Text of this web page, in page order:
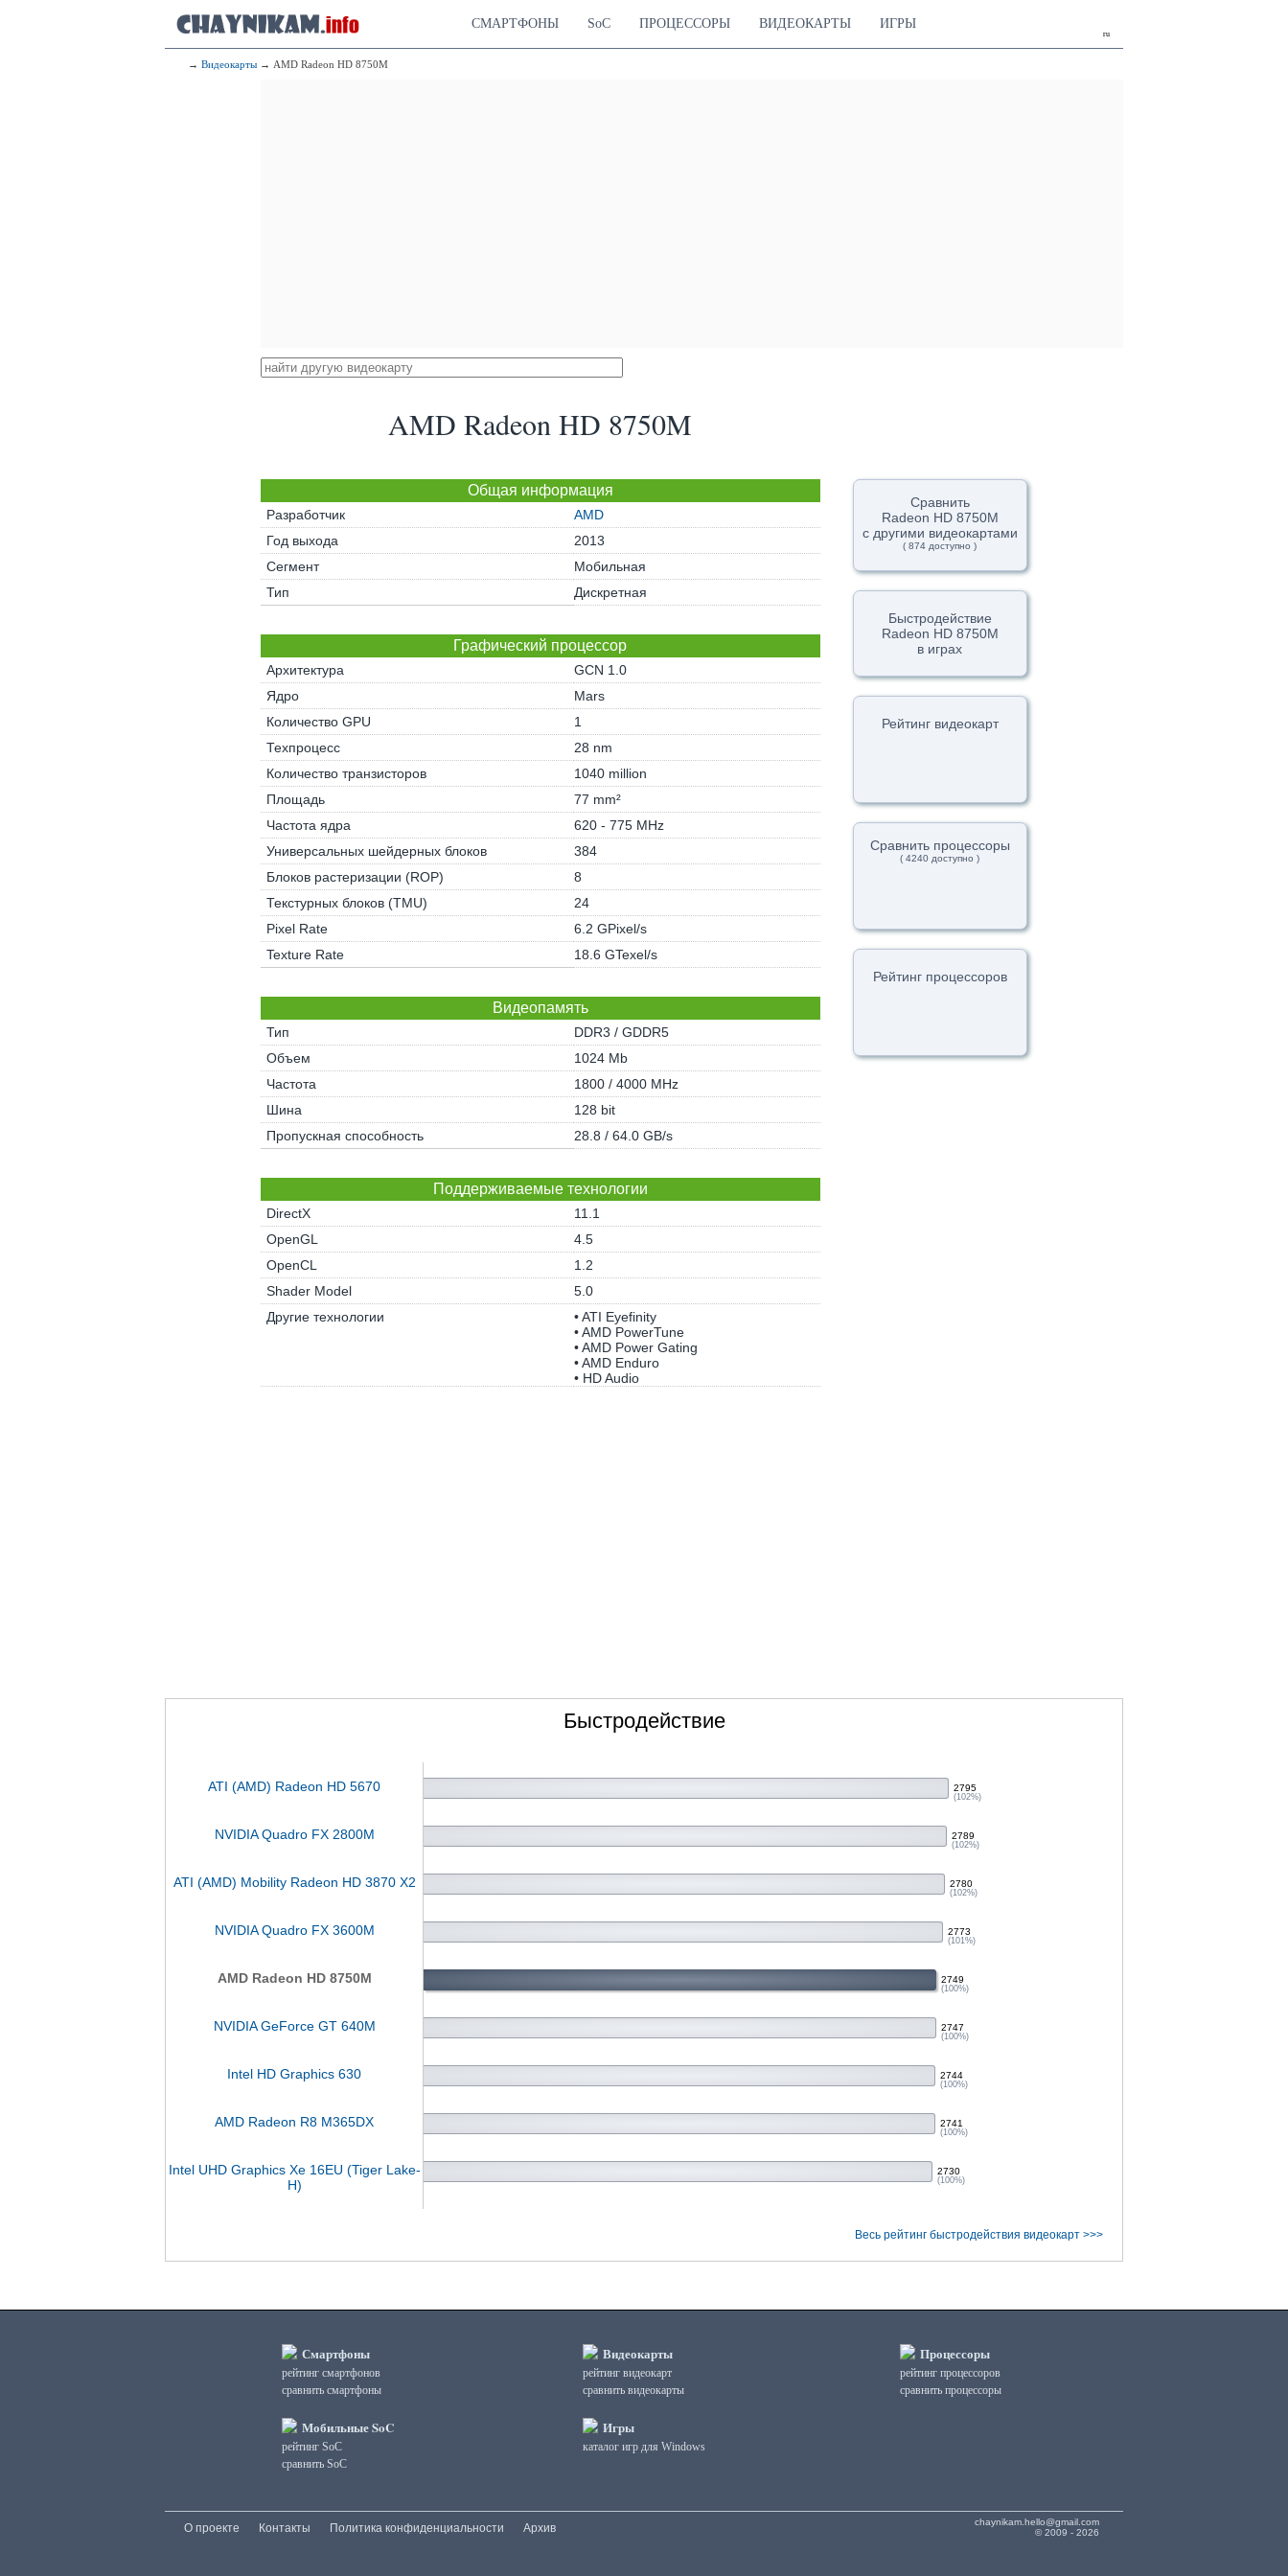
ru
СМАРТФОНЫ SoC ПРОЦЕССОРЫ ВИДЕОКАРТЫ ИГРЫ
→ Видеокарты → AMD Radeon HD 8750M
AMD Radeon HD 8750M
Общая информация
Разработчик
AMD
Год выхода
2013
Сегмент
Мобильная
Тип
Дискретная
Графический процессор
Архитектура
GCN 1.0
Ядро
Mars
Количество GPU
1
Техпроцесс
28 nm
Количество транзисторов
1040 million
Площадь
77 mm²
Частота ядра
620 - 775 MHz
Универсальных шейдерных блоков
384
Блоков растеризации (ROP)
8
Текстурных блоков (TMU)
24
Pixel Rate
6.2 GPixel/s
Texture Rate
18.6 GTexel/s
Видеопамять
Тип
DDR3 / GDDR5
Объем
1024 Mb
Частота
1800 / 4000 MHz
Шина
128 bit
Пропускная способность
28.8 / 64.0 GB/s
Поддерживаемые технологии
DirectX
11.1
OpenGL
4.5
OpenCL
1.2
Shader Model
5.0
Другие технологии
• ATI Eyefinity
• AMD PowerTune
• AMD Power Gating
• AMD Enduro
• HD Audio
Сравнить
Radeon HD 8750M
с другими видеокартами
( 874 доступно )
Быстродействие
Radeon HD 8750M
в играх
Рейтинг видеокарт
Сравнить процессоры
( 4240 доступно )
Рейтинг процессоров
Быстродействие
ATI (AMD) Radeon HD 5670 2795
(102%)
NVIDIA Quadro FX 2800M 2789
(102%)
ATI (AMD) Mobility Radeon HD 3870 X2 2780
(102%)
NVIDIA Quadro FX 3600M 2773
(101%)
AMD Radeon HD 8750M 2749
(100%)
NVIDIA GeForce GT 640M 2747
(100%)
Intel HD Graphics 630 2744
(100%)
AMD Radeon R8 M365DX 2741
(100%)
Intel UHD Graphics Xe 16EU (Tiger Lake-
H)
2730
(100%)
Весь рейтинг быстродействия видеокарт >>>
Смартфоны
рейтинг смартфонов
сравнить смартфоны
Мобильные SoC
рейтинг SoC
сравнить SoC
Видеокарты
рейтинг видеокарт
сравнить видеокарты
Игры
каталог игр для Windows
Процессоры
рейтинг процессоров
сравнить процессоры
chaynikam.hello@gmail.com
© 2009 - 2026
О проекте Контакты Политика конфиденциальности Архив